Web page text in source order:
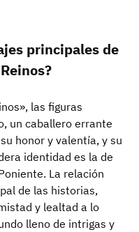
principales de
las figuras
un caballero errante
honor y valentía, y su
identidad es la de
La relación
de las historias,
y lealtad a lo
lleno de intrigas y